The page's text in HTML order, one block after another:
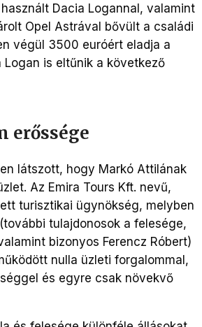
Dacia Logannal, valamint
Opel Astrával bővült a családi
végül 3500 euróért eladja a
Logan is eltűnik a következő
erőssége
látszott, hogy Markó Attilának
Az Emira Tours Kft. nevű,
turisztikai ügynökség, melyben
tulajdonosok a felesége,
bizonyos Ferencz Róbert)
nulla üzleti forgalommal,
és egyre csak növekvő